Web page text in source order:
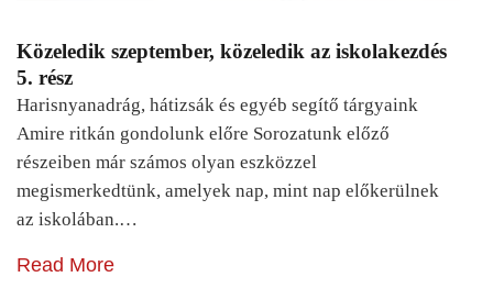
Közeledik szeptember, közeledik az iskolakezdés
5. rész
Harisnyanadrág, hátizsák és egyéb segítő tárgyaink
Amire ritkán gondolunk előre Sorozatunk előző
részeiben már számos olyan eszközzel
megismerkedtünk, amelyek nap, mint nap előkerülnek
az iskolában.…
Read More